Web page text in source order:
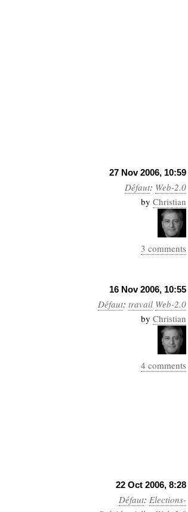
27 Nov 2006, 10:59
Défaut: Web-2.0
by Christian
3 comments
16 Nov 2006, 10:55
Défaut: travail Web-2.0
by Christian
4 comments
22 Oct 2006, 8:28
Défaut: Elections-